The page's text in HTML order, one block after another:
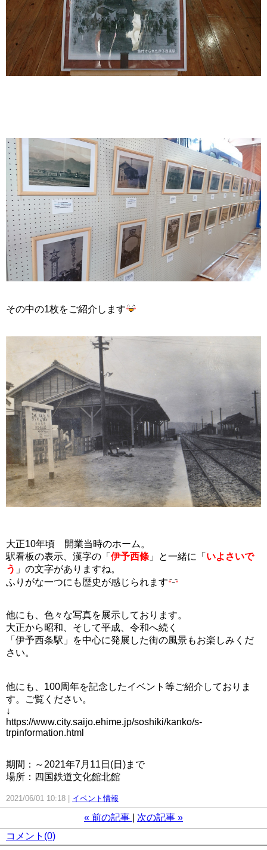
その中の1枚をご紹介します
大正10年頃 開業当時のホーム。
駅看板の表示、漢字の「 伊予西條 」と一緒に「 いよさいで
う 」の文字がありますね。
ふりがな一つにも歴史が感じられます
他にも、色々な写真を展示しております。
大正から昭和、そして平成、令和へ続く
「伊予西条駅」を中心に発展した街の風景もお楽しみくだ
さい。
他にも、100周年を記念したイベント等ご紹介しておりま
す。ご覧ください。
↓
https://www.city.saijo.ehime.jp/soshiki/kanko/s-
trpinformation.html
期間：～2021年7月11日(日)まで
場所：四国鉄道文化館北館
2021/06/01 10:18 イベント情報
« 前の記事 次の記事 »
コメント(0)